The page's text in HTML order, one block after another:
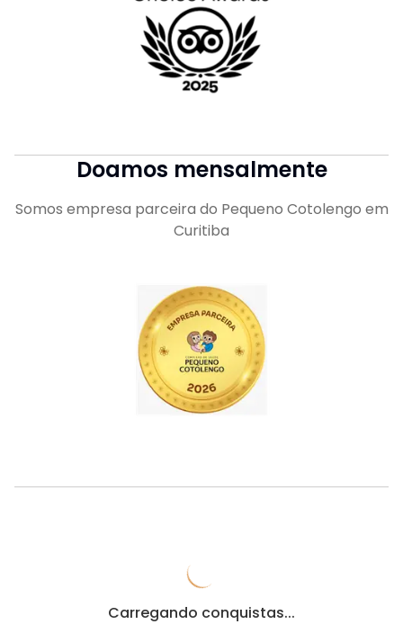
Doamos mensalmente
Somos empresa parceira do Pequeno Cotolengo em
Curitiba
Carregando conquistas...